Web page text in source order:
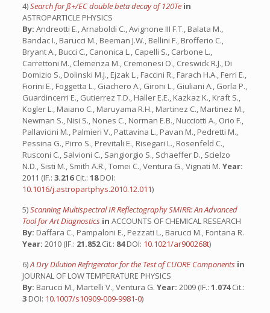
4)Search for ß+/EC double beta decay of 120Te in
ASTROPARTICLE PHYSICS
By: Andreotti E., Arnaboldi C., Avignone III F.T., Balata M.,
Bandac I., Barucci M., Beeman J.W., Bellini F., Brofferio C.,
Bryant A., Bucci C., Canonica L., Capelli S., Carbone L.,
Carrettoni M., Clemenza M., Cremonesi O., Creswick R.J., Di
Domizio S., Dolinski M.J., Ejzak L., Faccini R., Farach H.A., Ferri E.,
Fiorini E., Foggetta L., Giachero A., Gironi L., Giuliani A., Gorla P.,
Guardincerri E., Gutierrez T.D., Haller E.E., Kazkaz K., Kraft S.,
Kogler L., Maiano C., Maruyama R.H., Martinez C., Martinez M.,
Newman S., Nisi S., Nones C., Norman E.B., Nucciotti A., Orio F.,
Pallavicini M., Palmieri V., Pattavina L., Pavan M., Pedretti M.,
Pessina G., Pirro S., Previtali E., Risegari L., Rosenfeld C.,
Rusconi C., Salvioni C., Sangiorgio S., Schaeffer D., Scielzo
N.D., Sisti M., Smith A.R., Tomei C., Ventura G., Vignati M. Year:
2011 (IF.: 3.216Cit.: 18DOI:
10.1016/j.astropartphys.2010.12.011)
5)Scanning Multispectral IR Reflectography SMIRR: An Advanced
Tool for Art Diagnostics in ACCOUNTS OF CHEMICAL RESEARCH
By: Daffara C., Pampaloni E., Pezzati L., Barucci M., Fontana R.
Year: 2010 (IF.: 21.852Cit.: 84DOI: 10.1021/ar900268t)
6)A Dry Dilution Refrigerator for the Test of CUORE Components in
JOURNAL OF LOW TEMPERATURE PHYSICS
By: Barucci M., Martelli V., Ventura G. Year: 2009 (IF.: 1.074Cit.:
3 DOI: 10.1007/s10909-009-9981-0)